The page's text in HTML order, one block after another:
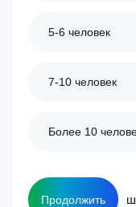
5-6 человек
7-10 человек
Более 10
Продолжить